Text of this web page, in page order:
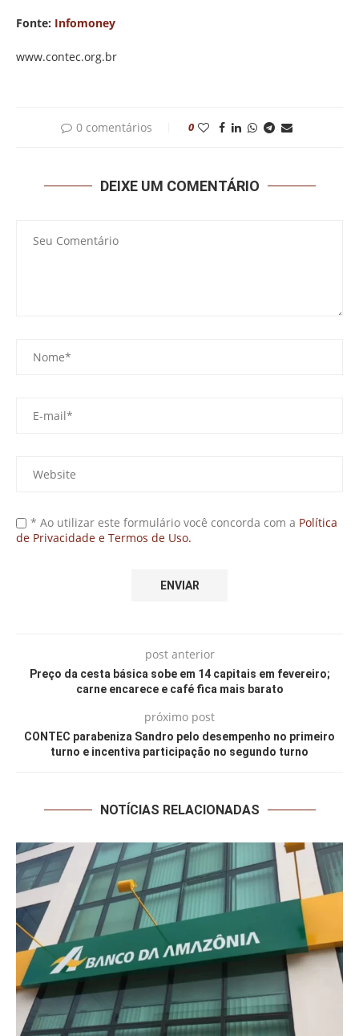
Fonte: Infomoney
www.contec.org.br
0 comentários 0
DEIXE UM COMENTÁRIO
* Ao utilizar este formulário você concorda com a Política
de Privacidade e Termos de Uso.
post anterior
Preço da cesta básica sobe em 14 capitais em fevereiro;
carne encarece e café fica mais barato
próximo post
CONTEC parabeniza Sandro pelo desempenho no primeiro
turno e incentiva participação no segundo turno
NOTÍCIAS RELACIONADAS